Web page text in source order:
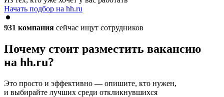
Начать подбор на hh.ru
931 компания сейчас ищут сотрудников
Почему стоит разместить вакансию
на hh.ru?
Это просто и эффективно — опишите, кто нужен,
и выбирайте лучших среди откликнувшихся